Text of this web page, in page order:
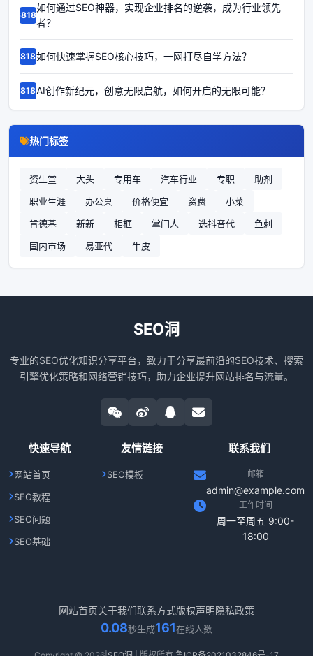
68187
如何通过SEO神器，实现企业排名的逆袭，成为行业领先
者？
68186如何快速掌握SEO核心技巧，一网打尽自学方法？
68185AI创作新纪元，创意无限启航，如何开启的无限可能？
热门标签
资生堂 大头 专用车 汽车行业 专职
助剂
职业生涯
办公桌 价格便宜 资费
小菜
肯德基
新新 相框 掌门人 选抖音代
鱼刺
国内市场
易亚代 牛皮
SEO洞
专业的SEO优化知识分享平台，致力于分享最前沿的SEO技术、搜索
引擎优化策略和网络营销技巧，助力企业提升网站排名与流量。
快速导航
网站首页
SEO教程
SEO问题
SEO基础
友情链接
SEO模板
联系我们
邮箱
admin@example.com
工作时间
周一至周五 9:00-
18:00
网站首页关于我们联系方式版权声明隐私政策
0.08秒生成161在线人数